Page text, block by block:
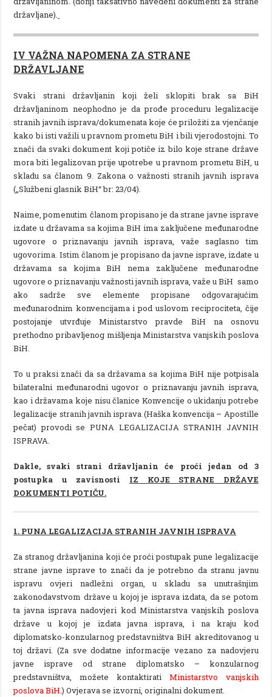
državljane).
IV VAŽNA NAPOMENA ZA STRANE
DRŽAVLJANE
Svaki strani državljanin koji želi sklopiti brak sa BiH
državljaninom neophodno je da prođe proceduru legalizacije
stranih javnih isprava/dokumenata koje će priložiti za vjenčanje
kako bi isti važili u pravnom prometu BiH i bili vjerodostojni. To
znači da svaki dokument koji potiče iz bilo koje strane države
mora biti legalizovan prije upotrebe u pravnom prometu BiH, u
skladu sa članom 9. Zakona o važnosti stranih javnih isprava
(„Službeni glasnik BiH“ br: 23/04).
Naime, pomenutim članom propisano je da strane javne isprave
izdate u državama sa kojima BiH ima zaključene međunarodne
ugovore o priznavanju javnih isprava, važe saglasno tim
ugovorima. Istim članom je propisano da javne isprave, izdate u
državama sa kojima BiH nema zaključene međunarodne
ugovore o priznavanju važnosti javnih isprava, važe u BiH samo
ako sadrže sve elemente propisane odgovarajućim
međunarodnim konvencijama i pod uslovom reciprociteta, čije
postojanje utvrđuje Ministarstvo pravde BiH na osnovu
prethodno pribavljenog mišljenja Ministarstva vanjskih poslova
BiH.
To u praksi znači da sa državama sa kojima BiH nije potpisala
bilateralni međunarodni ugovor o priznavanju javnih isprava,
kao i državama koje nisu članice Konvencije o ukidanju potrebe
legalizacije stranih javnih isprava (Haška konvencija – Apostille
pečat) provodi se PUNA LEGALIZACIJA STRANIH JAVNIH
ISPRAVA.
Dakle, svaki strani državljanin će proći jedan od 3
postupka u zavisnosti IZ KOJE STRANE DRŽAVE
DOKUMENTI POTIČU.
1. PUNA LEGALIZACIJA STRANIH JAVNIH ISPRAVA
Za stranog državljanina koji će proći postupak pune legalizacije
strane javne isprave to znači da je potrebno da stranu javnu
ispravu ovjeri nadležni organ, u skladu sa unutrašnjim
zakonodavstvom države u kojoj je isprava izdata, da se potom
ta javna isprava nadovjeri kod Ministarstva vanjskih poslova
države u kojoj je izdata javna isprava, i na kraju kod
diplomatsko-konzularnog predstavništva BiH akreditovanog u
toj državi. (Za sve dodatne informacije vezano za nadovjeru
javne isprave od strane diplomatsko – konzularnog
predstavništva, možete kontaktirati Ministarstvo vanjskih
poslova BiH.) Ovjerava se izvorni, originalni dokument.